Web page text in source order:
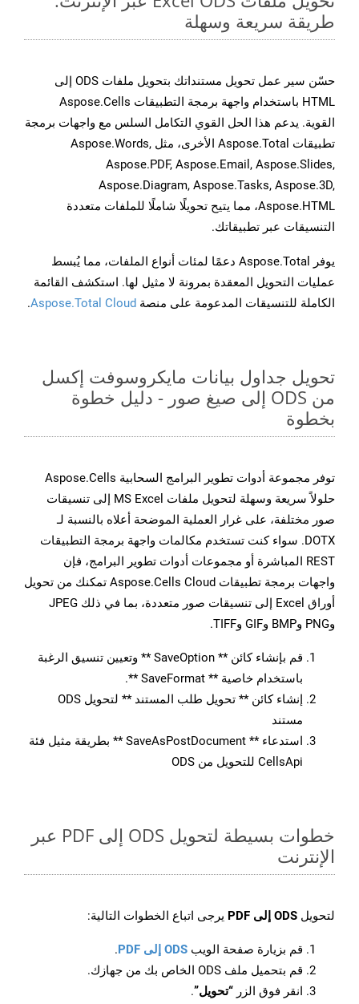
طريقة سريعة وسهلة
حسّن سير عمل تحويل مستنداتك بتحويل ملفات ODS إلى
HTML باستخدام واجهة برمجة التطبيقات Aspose.Cells
القوية. يدعم هذا الحل القوي التكامل السلس مع واجهات برمجة
تطبيقات Aspose.Total الأخرى، مثل Aspose.Words,
Aspose.PDF, Aspose.Email, Aspose.Slides,
Aspose.Diagram, Aspose.Tasks, Aspose.3D,
Aspose.HTML، مما يتيح تحويلًا شاملًا للملفات متعددة
التنسيقات عبر تطبيقاتك.
يوفر Aspose.Total دعمًا لمئات أنواع الملفات، مما يُبسط
عمليات التحويل المعقدة بمرونة لا مثيل لها. استكشف القائمة
الكاملة للتنسيقات المدعومة على منصة Aspose.Total Cloud
.
تحويل جداول بيانات مايكروسوفت إكسل
من ODS إلى صيغ صور - دليل خطوة
بخطوة
توفر مجموعة أدوات تطوير البرامج السحابية Aspose.Cells
حلولاً سريعة وسهلة لتحويل ملفات MS Excel إلى تنسيقات
صور مختلفة، على غرار العملية الموضحة أعلاه بالنسبة لـ
DOTX. سواء كنت تستخدم مكالمات واجهة برمجة التطبيقات
REST المباشرة أو مجموعات أدوات تطوير البرامج، فإن
واجهات برمجة تطبيقات Aspose.Cells Cloud تمكنك من تحويل
أوراق Excel إلى تنسيقات صور متعددة، بما في ذلك JPEG
وPNG وBMP وGIF وTIFF.
قم بإنشاء كائن ** SaveOption ** وتعيين تنسيق الرغبة
باستخدام خاصية ** SaveFormat **.
إنشاء كائن ** تحويل طلب المستند ** لتحويل ODS
مستند
استدعاء ** SaveAsPostDocument ** بطريقة مثيل فئة
CellsApi للتحويل من ODS
خطوات بسيطة لتحويل ODS إلى PDF عبر
الإنترنت
لتحويل ODS إلى PDF يرجى اتباع الخطوات التالية:
قم بزيارة صفحة الويب ODS إلى PDF
.
قم بتحميل ملف ODS الخاص بك من جهازك.
انقر فوق الزر “تحويل”.